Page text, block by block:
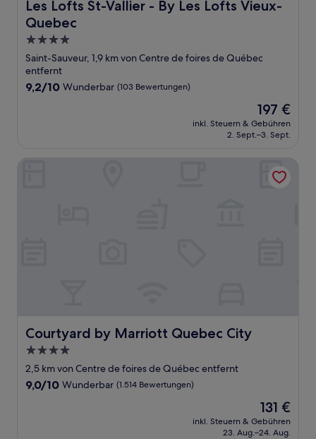
Les Lofts St-Vallier - By Les Lofts Vieux-
Quebec
Les Lofts St-Vallier - By Les Lofts Vieux-Quebec
4.0-
Sterne-
Unterkunft
Saint-Sauveur, 1,9 km von Centre de foires de Québec
entfernt
9.2
9,2/10 Wunderbar (103 Bewertungen)
Der
Preis
beträgt
197 €
inkl. Steuern & Gebühren
2. Sept.–3. Sept.
Courtyard by Marriott Quebec City
Courtyard by Marriott Quebec City
4.0-
Sterne-
Unterkunft
2,5 km von Centre de foires de Québec entfernt
9.0
9,0/10 Wunderbar (1.514 Bewertungen)
Der
Preis
beträgt
131 €
inkl. Steuern & Gebühren
23. Aug.–24. Aug.